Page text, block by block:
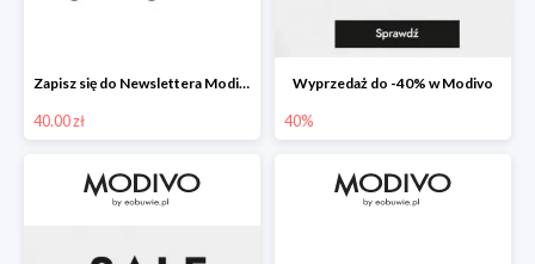
Zapisz się do Newslettera Modivo i odbierz 40 zł na zakupy
40.00 zł
Wyprzedaż do -40% w Modivo
40%